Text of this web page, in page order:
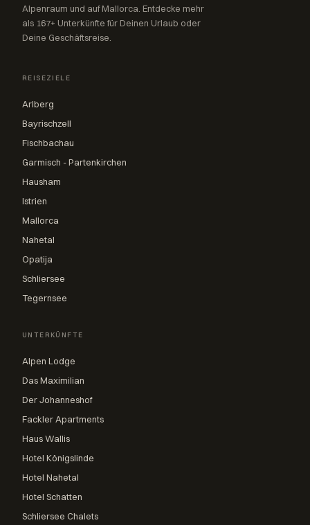
Alpenraum und auf Mallorca. Entdecke mehr
als 167+ Unterkünfte für Deinen Urlaub oder
Deine Geschäftsreise.
REISEZIELE
Arlberg
Bayrischzell
Fischbachau
Garmisch - Partenkirchen
Hausham
Istrien
Mallorca
Nahetal
Opatija
Schliersee
Tegernsee
UNTERKÜNFTE
Alpen Lodge
Das Maximilian
Der Johanneshof
Fackler Apartments
Haus Wallis
Hotel Königslinde
Hotel Nahetal
Hotel Schatten
Schliersee Chalets